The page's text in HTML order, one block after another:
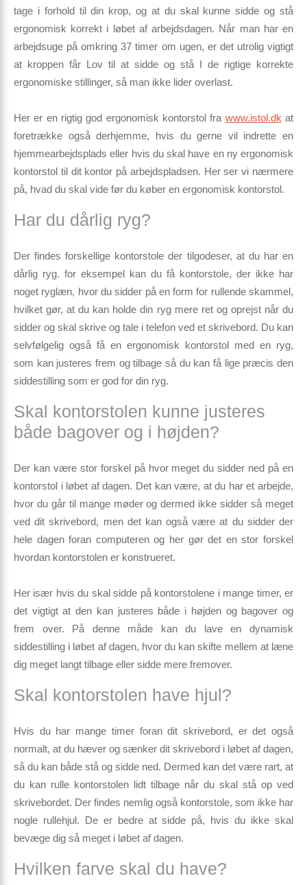
tage i forhold til din krop, og at du skal kunne sidde og stå
ergonomisk korrekt i løbet af arbejdsdagen. Når man har en
arbejdsuge på omkring 37 timer om ugen, er det utrolig vigtigt
at kroppen får Lov til at sidde og stå I de rigtige korrekte
ergonomiske stillinger, så man ikke lider overlast.
Her er en rigtig god ergonomisk kontorstol fra www.istol.dk at
foretrække også derhjemme, hvis du gerne vil indrette en
hjemmearbejdsplads eller hvis du skal have en ny ergonomisk
kontorstol til dit kontor på arbejdspladsen. Her ser vi nærmere
på, hvad du skal vide før du køber en ergonomisk kontorstol.
Har du dårlig ryg?
Der findes forskellige kontorstole der tilgodeser, at du har en
dårlig ryg. for eksempel kan du få kontorstole, der ikke har
noget ryglæn, hvor du sidder på en form for rullende skammel,
hvilket gør, at du kan holde din ryg mere ret og oprejst når du
sidder og skal skrive og tale i telefon ved et skrivebord. Du kan
selvfølgelig også få en ergonomisk kontorstol med en ryg,
som kan justeres frem og tilbage så du kan få lige præcis den
siddestilling som er god for din ryg.
Skal kontorstolen kunne justeres
både bagover og i højden?
Der kan være stor forskel på hvor meget du sidder ned på en
kontorstol i løbet af dagen. Det kan være, at du har et arbejde,
hvor du går til mange møder og dermed ikke sidder så meget
ved dit skrivebord, men det kan også være at du sidder der
hele dagen foran computeren og her gør det en stor forskel
hvordan kontorstolen er konstrueret.
Her især hvis du skal sidde på kontorstolene i mange timer, er
det vigtigt at den kan justeres både i højden og bagover og
frem over. På denne måde kan du lave en dynamisk
siddestilling i løbet af dagen, hvor du kan skifte mellem at læne
dig meget langt tilbage eller sidde mere fremover.
Skal kontorstolen have hjul?
Hvis du har mange timer foran dit skrivebord, er det også
normalt, at du hæver og sænker dit skrivebord i løbet af dagen,
så du kan både stå og sidde ned. Dermed kan det være rart, at
du kan rulle kontorstolen lidt tilbage når du skal stå op ved
skrivebordet. Der findes nemlig også kontorstole, som ikke har
nogle rullehjul. De er bedre at sidde på, hvis du ikke skal
bevæge dig så meget i løbet af dagen.
Hvilken farve skal du have?